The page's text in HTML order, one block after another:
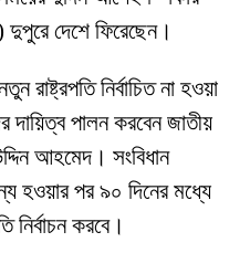
দেশে ফিরেছেন।
রাষ্ট্রপতি নির্বাচিত না হওয়া
দায়িত্ব পালন করবেন জাতীয়
আহমেদ। সংবিধান
হওয়ার পর ৯০ দিনের মধ্যে
নির্বাচন করবে।